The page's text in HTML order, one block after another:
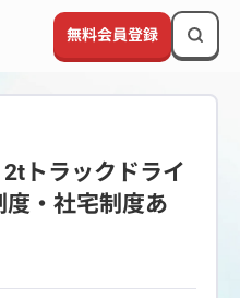
無料会員登録
2tトラックドライ
・社宅制度あ